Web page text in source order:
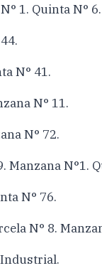
1. Quinta N° 6.
N° 41.
N° 11.
N° 72.
Manzana N°1.
N° 76.
N° 8.
Industrial.